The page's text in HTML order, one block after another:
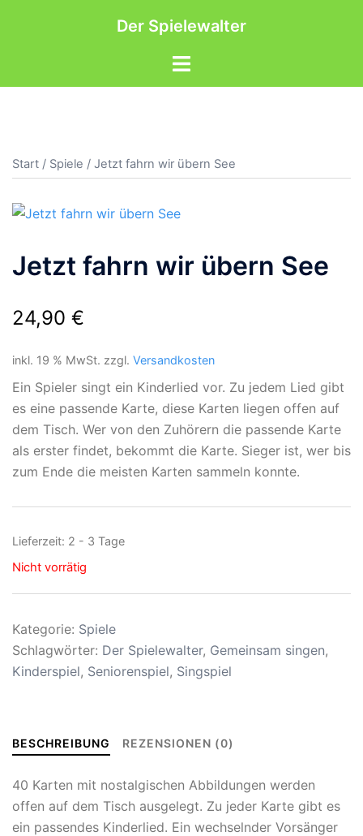
Der Spielewalter
Menü
Start / Spiele / Jetzt fahrn wir übern See
Jetzt fahrn wir übern See
24,90 €
inkl. 19 % MwSt. zzgl. Versandkosten
Ein Spieler singt ein Kinderlied vor. Zu jedem Lied gibt
es eine passende Karte, diese Karten liegen offen auf
dem Tisch. Wer von den Zuhörern die passende Karte
als erster findet, bekommt die Karte. Sieger ist, wer bis
zum Ende die meisten Karten sammeln konnte.
Lieferzeit: 2 - 3 Tage
Nicht vorrätig
Kategorie: Spiele
Schlagwörter: Der Spielewalter, Gemeinsam singen,
Kinderspiel, Seniorenspiel, Singspiel
BESCHREIBUNG REZENSIONEN (0)
40 Karten mit nostalgischen Abbildungen werden
offen auf dem Tisch ausgelegt. Zu jeder Karte gibt es
ein passendes Kinderlied. Ein wechselnder Vorsänger